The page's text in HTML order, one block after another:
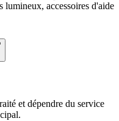
lumineux, accessoires d'aide
et dépendre du service